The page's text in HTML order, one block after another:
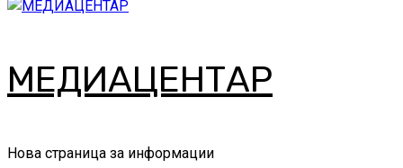
МЕДИАЦЕНТАР
Нова страница за информации